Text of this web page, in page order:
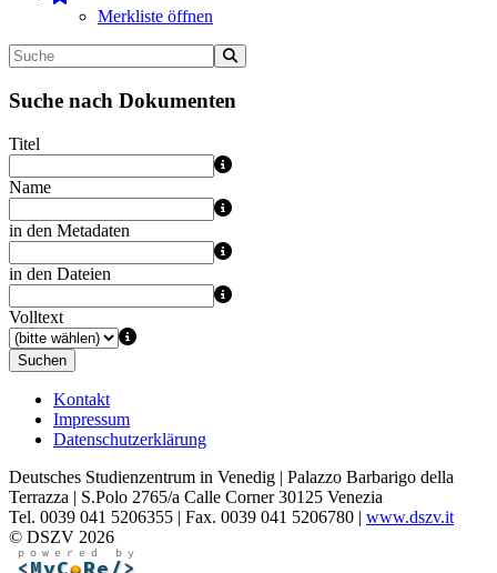
Merkliste öffnen
Suche nach Dokumenten
Titel
Name
in den Metadaten
in den Dateien
Volltext
Suchen
Kontakt
Impressum
Datenschutzerklärung
Deutsches Studienzentrum in Venedig | Palazzo Barbarigo della
Terrazza | S.Polo 2765/a Calle Corner 30125 Venezia
Tel. 0039 041 5206355 | Fax. 0039 041 5206780 | www.dszv.it
© DSZV 2026